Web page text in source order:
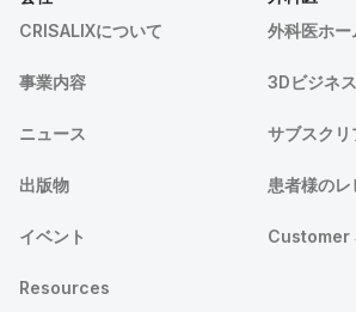
CRISALIXについて
事業内容
ニュース
出版物
イベント
Resources
外科医ホー
3Dビジネ
サブスクリ
患者様のレ
Customer